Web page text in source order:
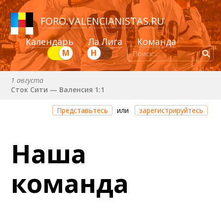
FORO.VALENCIANISTAS.RU
Календарь Ла Лига Команда
Н
М
1 августа
Сток Сити — Валенсия 1:1
Через 1 день 21 час 37 минут
Валенсия — Ньюкасл
Валенсия — Сельта
25 августа (вт) в 21:00 (исп)
30 августа (вс) в 19:30 (исп)
Представьтесь или зарегистрируйтесь
Наша
команда